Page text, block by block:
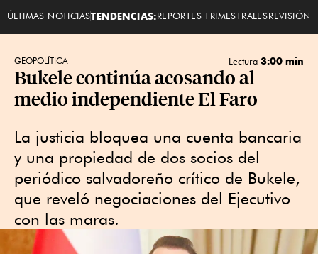
ÚLTIMAS NOTICIASTENDENCIAS:REPORTES TRIMESTRALESREVISIÓN
GEOPOLÍTICA Lectura 3:00 min
Bukele continúa acosando al
medio independiente El Faro
La justicia bloquea una cuenta bancaria
y una propiedad de dos socios del
periódico salvadoreño crítico de Bukele,
que reveló negociaciones del Ejecutivo
con las maras.